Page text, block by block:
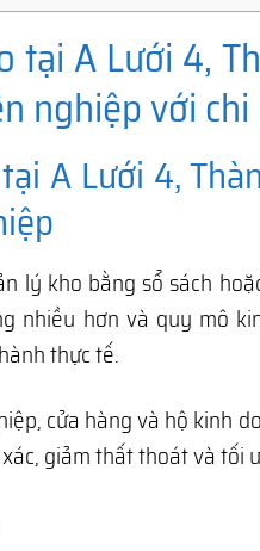
tại A Lưới 4,
nghiệp với
A Lưới 4,
lý kho bằng sổ sách
nhiều hơn và quy mô
thực tế.
cửa hàng và hộ kinh
giảm thất thoát và tối